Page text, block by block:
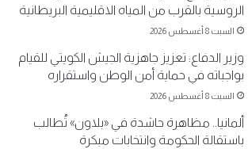
الروسية بالقرب من المياه الاقليمية البريطانية
السبت 8 أغسطس 2026
وزير الدفاع: تعزيز جاهزية الجيش الكويتي للقيام
بواجباته في حماية أمن الوطن واستقراره
السبت 8 أغسطس 2026
ألمانيا.. مظاهرة حاشدة في «بلاون» تُطالب
باستقالة الحكومة وانتخابات مبكرة